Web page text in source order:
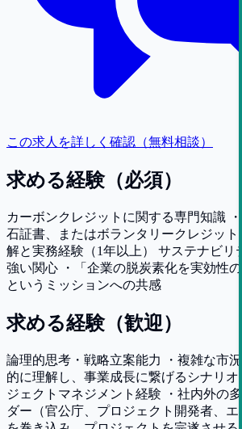
この求人を詳しく確認（無料相談）
求める経験（必須）
カーボンクレジットに関する専門知識
石証書、またはボランタリークレジッ
解と実務経験（1年以上） サステナビリ
強い関心 ・「企業の脱炭素化を実効性の
というミッションへの共感
求める経験（歓迎）
論理的思考・戦略立案能力 ・複雑な市
的に理解し、事業成長に繋げるシナリオ
ジェクトマネジメント経験 ・社内外の
ダー（官公庁、プロジェクト開発者、エ